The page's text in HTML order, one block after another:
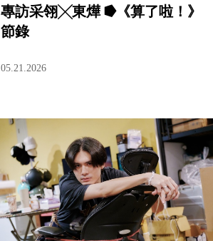
專訪采翎╳東燁 ⭓《算了啦！》
節錄
05.21.2026